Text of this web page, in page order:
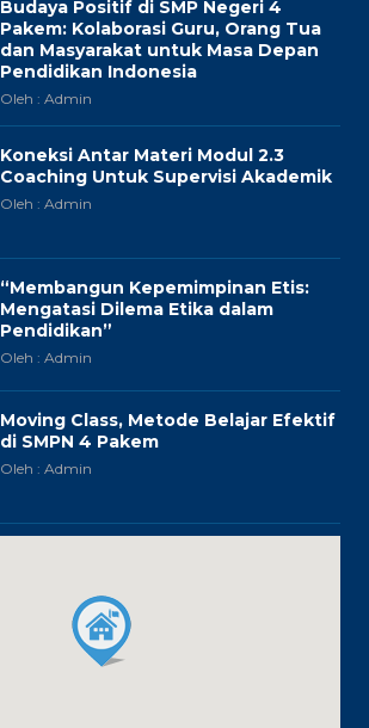
Budaya Positif di SMP Negeri 4
Pakem: Kolaborasi Guru, Orang Tua
dan Masyarakat untuk Masa Depan
Pendidikan Indonesia
Oleh : Admin
Koneksi Antar Materi Modul 2.3
Coaching Untuk Supervisi Akademik
Oleh : Admin
“Membangun Kepemimpinan Etis:
Mengatasi Dilema Etika dalam
Pendidikan”
Oleh : Admin
Moving Class, Metode Belajar Efektif
di SMPN 4 Pakem
Oleh : Admin